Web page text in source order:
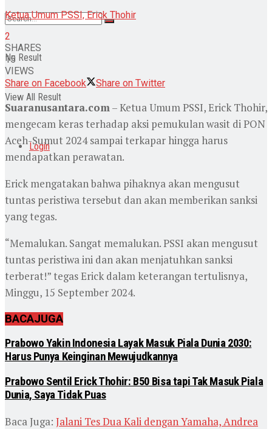
No Result
View All Result
Login
Ketua Umum PSSI, Erick Thohir
2
SHARES
15
VIEWS
Share on Facebook
Share on Twitter
Suaranusantara.com– Ketua Umum PSSI, Erick Thohir,
mengecam keras terhadap aksi pemukulan wasit di PON
Aceh-Sumut 2024 sampai terkapar hingga harus
mendapatkan perawatan.
Erick mengatakan bahwa pihaknya akan mengusut
tuntas peristiwa tersebut dan akan memberikan sanksi
yang tegas.
“Memalukan. Sangat memalukan. PSSI akan mengusut
tuntas peristiwa ini dan akan menjatuhkan sanksi
terberat!” tegas Erick dalam keterangan tertulisnya,
Minggu, 15 September 2024.
BACAJUGA
Prabowo Yakin Indonesia Layak Masuk Piala Dunia 2030:
Harus Punya Keinginan Mewujudkannya
Prabowo Sentil Erick Thohir: B50 Bisa tapi Tak Masuk Piala
Dunia, Saya Tidak Puas
Baca Juga: Jalani Tes Dua Kali dengan Yamaha, Andrea